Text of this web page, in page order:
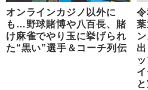
オンラインカジノ以外に
も…野球賭博や八百長、賭
け麻雀でやり玉に挙げられ
た“黒い”選手＆コーチ列伝